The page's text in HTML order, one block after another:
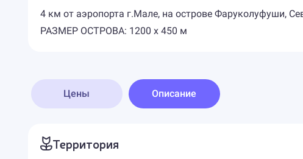
4 км от аэропорта г.Мале, на острове Фаруколуфуши,
РАЗМЕР ОСТРОВА: 1200 x 450 м
Цены Описание
Территория